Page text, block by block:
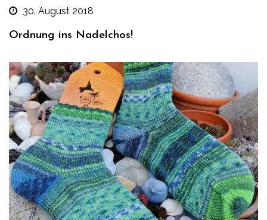
30. August 2018
Ordnung ins Nadelchos!